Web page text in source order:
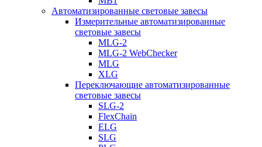
Автоматизированные световые завесы
Измерительные автоматизированные
световые завесы
MLG-2
MLG-2 WebChecker
MLG
XLG
Переключающие автоматизированные
световые завесы
SLG-2
FlexChain
ELG
SLG